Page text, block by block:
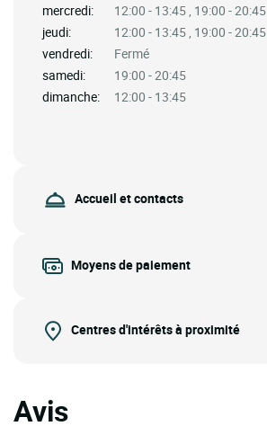
mercredi:
12:00 - 13:45 , 19:00 - 20:45
jeudi:
12:00 - 13:45 , 19:00 - 20:45
vendredi:
Fermé
samedi:
19:00 - 20:45
dimanche:
12:00 - 13:45
Accueil et contacts
Moyens de paiement
Centres d'intérêts à proximité
Avis